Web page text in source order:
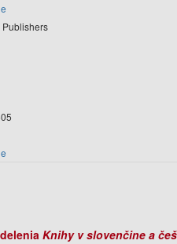
Knihy v slovenčine a